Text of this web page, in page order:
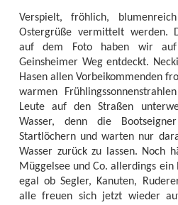
Verspielt, fröhlich,
Ostergrüße vermittelt werden.
auf dem Foto haben wir auf
Geinsheimer Weg entdeckt.
Hasen allen Vorbeikommenden
warmen
Leute auf den Straßen
Wasser, denn die
Startlöchern und warten nur
Wasser zurück zu lassen. Noch
Müggelsee und Co. allerdings
egal ob Segler, Kanuten,
alle freuen sich jetzt wieder